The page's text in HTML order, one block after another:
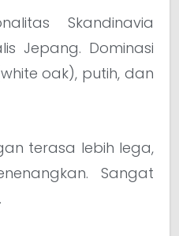
Skandinavia
Jepang. Dominasi
oak), putih, dan
terasa lebih lega,
Sangat